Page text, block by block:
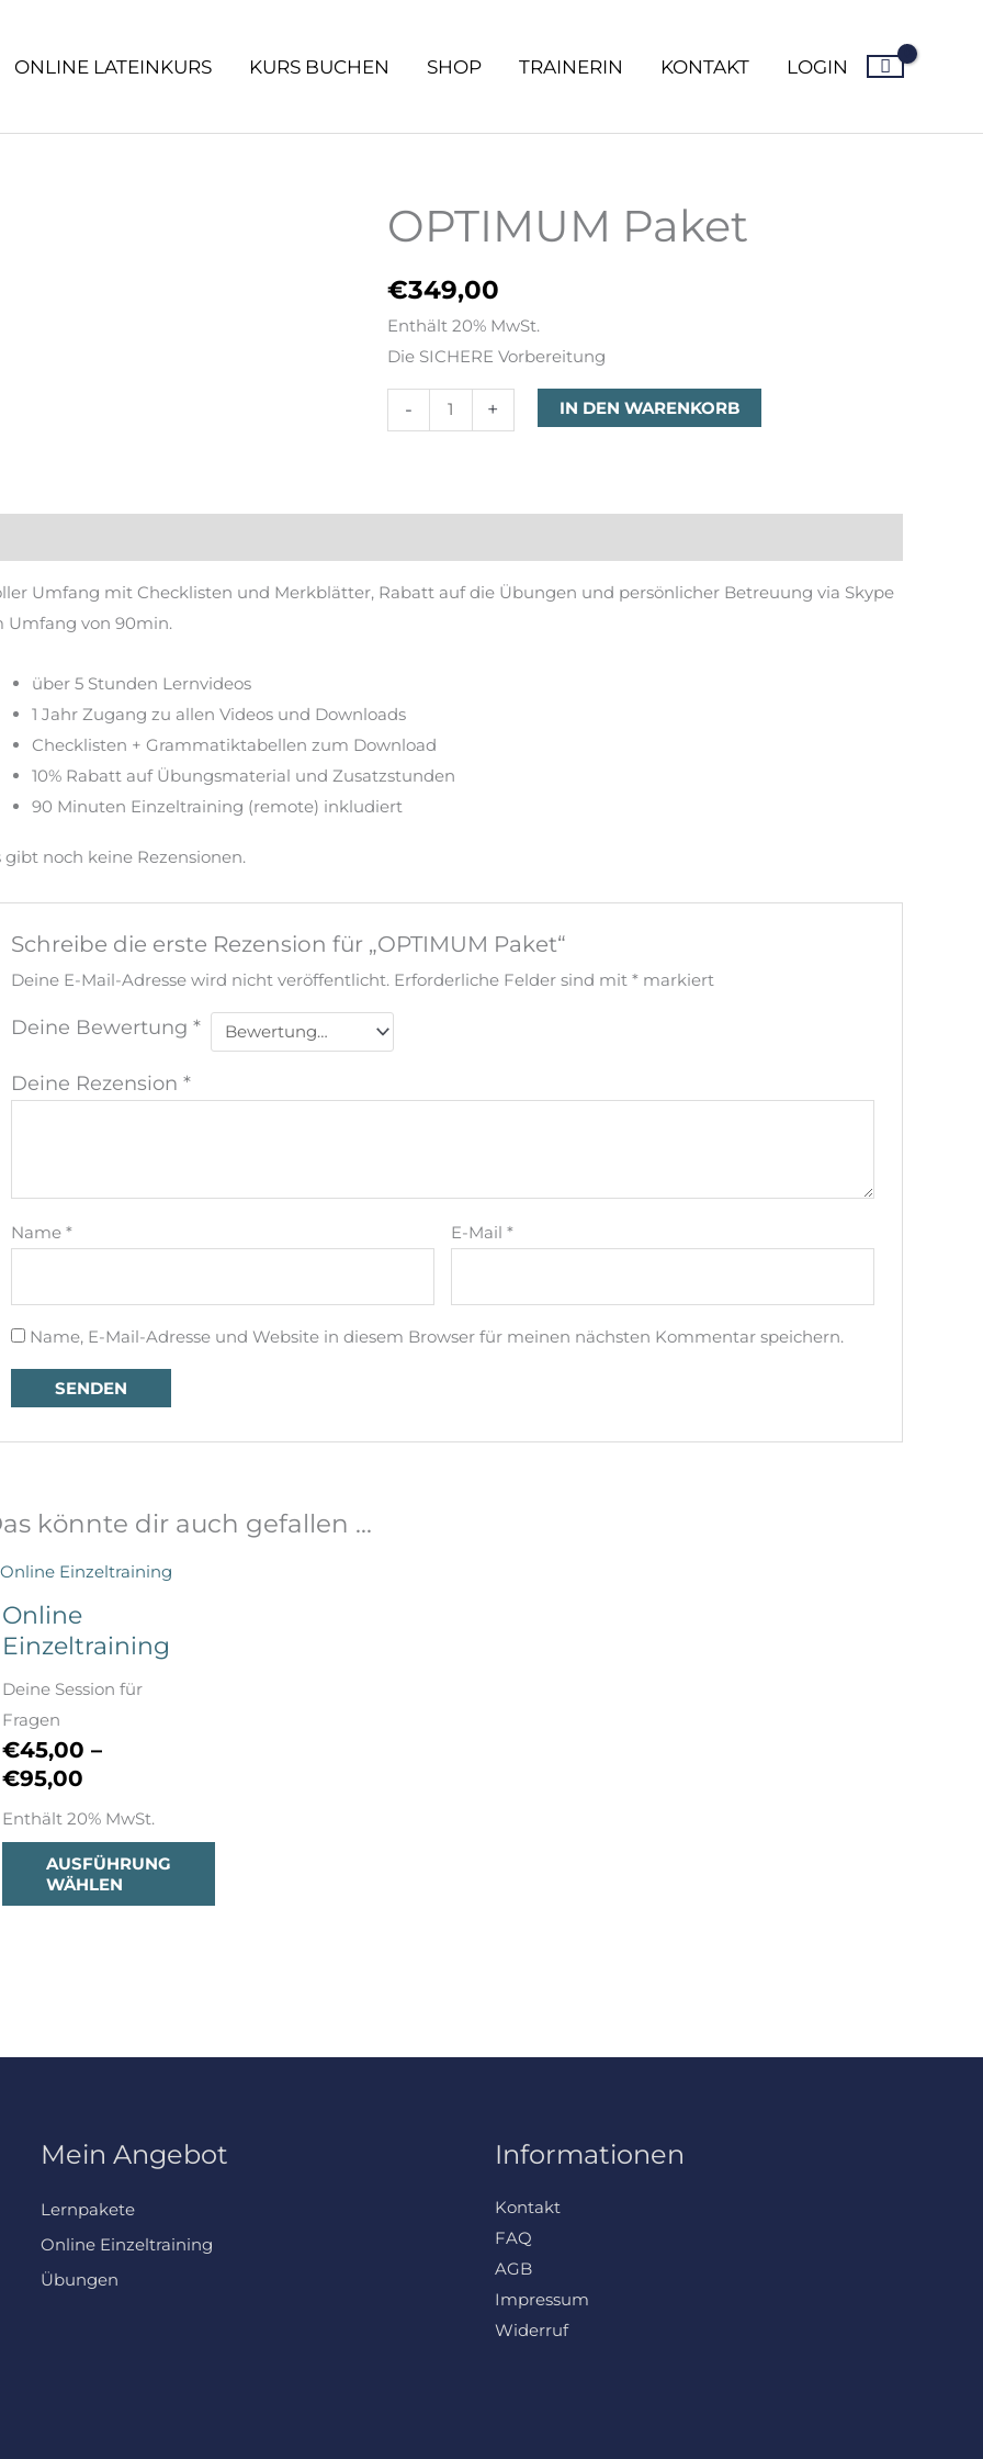
ONLINE LATEINKURS KURS BUCHEN SHOP TRAINERIN KONTAKT LOGIN
OPTIMUM Paket
€349,00
Enthält 20% MwSt.
Die SICHERE Vorbereitung
-
OPTIMUM
Paket
[Digital]
Menge
+ IN DEN WARENKORB
Umfang mit Checklisten und Merkblätter, Rabatt auf die Übungen und persönlicher Betreuung via Skype
Umfang von 90min.
über 5 Stunden Lernvideos
1 Jahr Zugang zu allen Videos und Downloads
Checklisten + Grammatiktabellen zum Download
10% Rabatt auf Übungsmaterial und Zusatzstunden
90 Minuten Einzeltraining (remote) inkludiert
gibt noch keine Rezensionen.
Schreibe die erste Rezension für „OPTIMUM Paket“
Deine E-Mail-Adresse wird nicht veröffentlicht. Erforderliche Felder sind mit* markiert
Deine Bewertung*
Deine Rezension*
Name* E-Mail*
Name, E-Mail-Adresse und Website in diesem Browser für meinen nächsten Kommentar speichern.
könnte dir auch gefallen …
Online
Einzeltraining
Deine Session für
Fragen
€45,00 –
€95,00
Preisspanne:
€95,00
Enthält 20% MwSt.
AUSFÜHRUNG
WÄHLEN
Dieses
Produkt
weist
Varianten
auf.
Die
Optionen
können
auf
Produktseite
Mein Angebot
Lernpakete
Online Einzeltraining
Übungen
Informationen
Kontakt
FAQ
AGB
Impressum
Widerruf